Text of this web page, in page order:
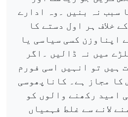
سبب نہ بنیں ۔وہ ادارے
خلاف ہر اول دستے کا
اپناوزن کسی سیاسی یا
میں نہ ڈالیں ۔اگر
ہیں تو انہیں اسی فورم
کا مجاز ہے۔ کاناپھوسی
امید رکھنے والوں کو
لانے سے غلط فہمیاں